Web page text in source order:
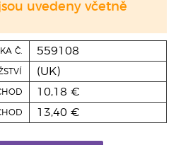
Č. 559108
(UK)
10,18 €
13,40 €
uvedeny včetně